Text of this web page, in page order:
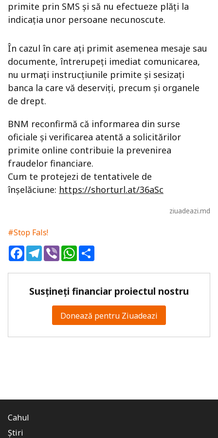
primite prin SMS și să nu efectueze plăți la
indicația unor persoane necunoscute.
În cazul în care ați primit asemenea mesaje sau
documente, întrerupeți imediat comunicarea,
nu urmați instrucțiunile primite și sesizați
banca la care vă deserviți, precum și organele
de drept.
BNM reconfirmă că informarea din surse
oficiale și verificarea atentă a solicitărilor
primite online contribuie la prevenirea
fraudelor financiare.
Cum te protejezi de tentativele de
înșelăciune: https://shorturl.at/36aSc
ziuadeazi.md
#Stop Fals!
FacebookTelegram
ViberWhatsApp
Susțineți financiar proiectul nostru
Donează pentru Ziuadeazi
Cahul
Știri